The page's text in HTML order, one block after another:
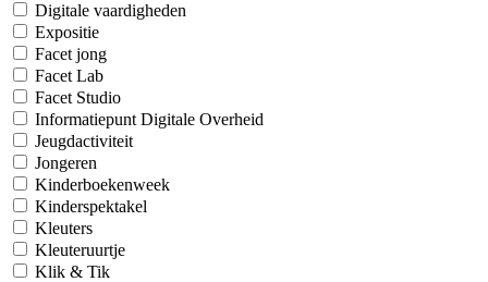
Digitale vaardigheden
Expositie
Facet jong
Facet Lab
Facet Studio
Informatiepunt Digitale Overheid
Jeugdactiviteit
Jongeren
Kinderboekenweek
Kinderspektakel
Kleuters
Kleuteruurtje
Klik & Tik